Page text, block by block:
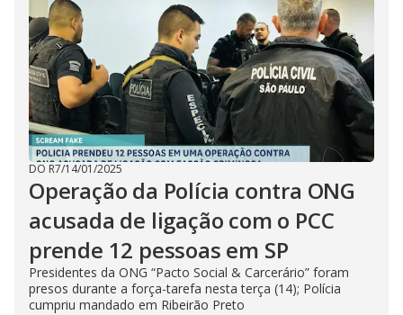
DO R7/14/01/2025
Operação da Polícia contra ONG
acusada de ligação com o PCC
prende 12 pessoas em SP
Presidentes da ONG “Pacto Social & Carcerário” foram
presos durante a força-tarefa nesta terça (14); Polícia
cumpriu mandado em Ribeirão Preto